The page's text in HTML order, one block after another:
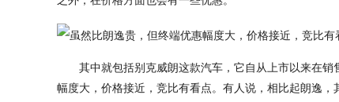
其中就包括别克威朗这款汽车，它自从上市以来在
幅度大，价格接近，竞比有看点。有人说，相比起朗逸